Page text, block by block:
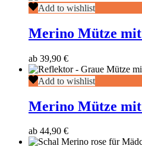
Merino
Mütze
mit
Neonstern
pink
Add to wishlist
Merino Mütze
ab 39,90 €
Merino
Mütze
mit
Reflektor
grau
Add to wishlist
Merino Mütze
ab 44,90 €